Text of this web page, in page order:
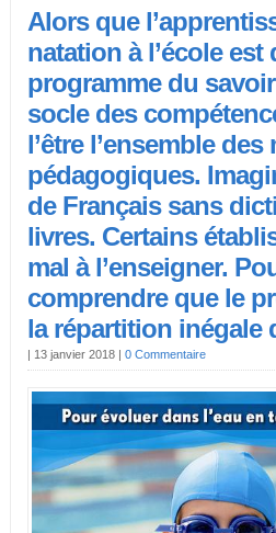
Alors que
natation à l’école est
programme du
socle des
l’être l’ensemble des
pédagogiques.
de Français sans
livres. Certains
mal à l’enseigner.
comprendre que le
la répartition inégale
| 13 janvier 2018 | 0 Commentaire